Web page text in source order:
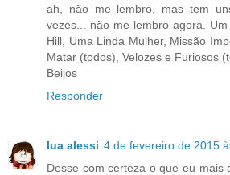
ah, não me lembro, mas tem
vezes... não me lembro agora.
Hill, Uma Linda Mulher, Missão
Matar (todos), Velozes e Furiosos
Beijos
Responder
lua alessi 4 de fevereiro de 2015
Desse com certeza o que eu mais